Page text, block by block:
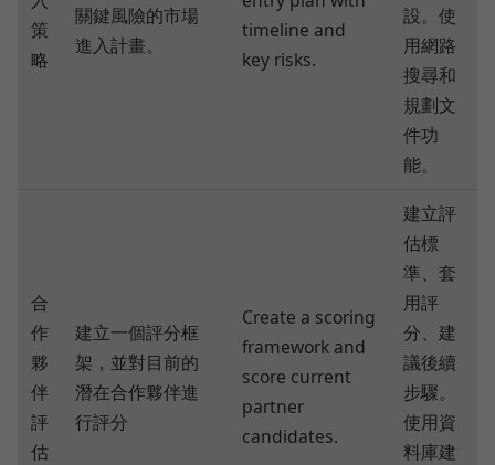
策
略
關鍵風險的市場
進入計畫。
timeline and
key risks.
設。使
用網路
搜尋和
規劃文
件功
能。
合
作
夥
伴
評
估
建立一個評分框
架，並對目前的
潛在合作夥伴進
行評分
Create a scoring
framework and
score current
partner
candidates.
建立評
估標
準、套
用評
分、建
議後續
步驟。
使用資
料庫建